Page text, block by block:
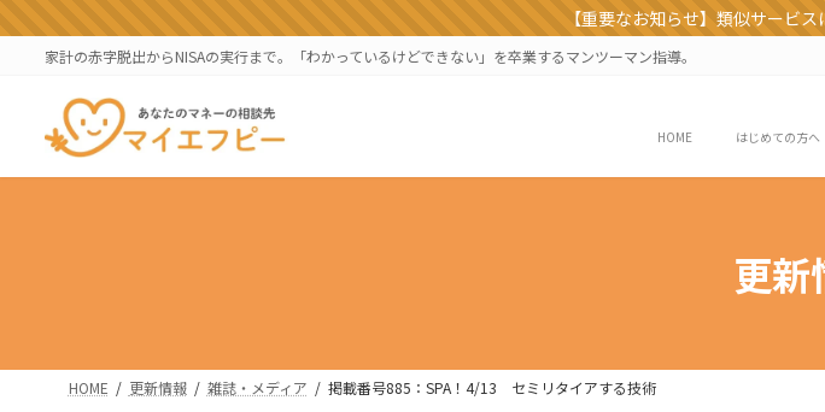
ン
ス
ビ
ン
【重要なお知らせ】類似サービ
家計の赤字脱出からNISAの実行まで。「わかっているけどできない」を卒業するマンツーマン指導。
HOME はじめての方へ
更新
HOME 更新情報 雑誌・メディア 掲載番号885：SPA！4/13 セミリタイアする技術